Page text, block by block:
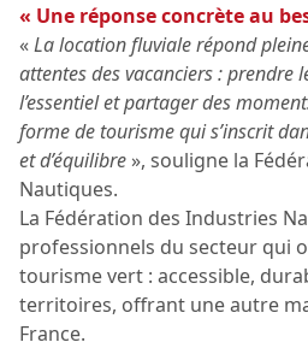
« Une réponse concrète au
«La location fluviale répond
attentes des vacanciers : prendre
l’essentiel et partager des
forme de tourisme qui s’inscrit
et d’équilibre », souligne la
Nautiques.
La Fédération des Industries
professionnels du secteur qui
tourisme vert : accessible,
territoires, offrant une autre
France.